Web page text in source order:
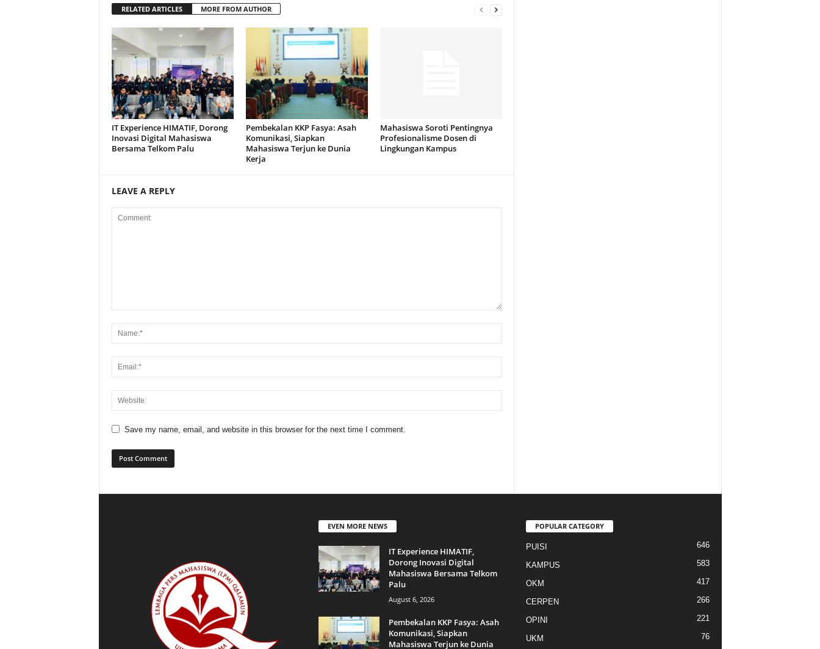
RELATED ARTICLES MORE FROM AUTHOR
IT Experience HIMATIF, Dorong
Inovasi Digital Mahasiswa
Bersama Telkom Palu
Pembekalan KKP Fasya: Asah
Komunikasi, Siapkan
Mahasiswa Terjun ke Dunia
Kerja
Mahasiswa Soroti Pentingnya
Profesionalisme Dosen di
Lingkungan Kampus
LEAVE A REPLY
Save my name, email, and website in this browser for the next time I comment.
EVEN MORE NEWS
IT Experience HIMATIF,
Dorong Inovasi Digital
Mahasiswa Bersama Telkom
Palu
August 6, 2026
Pembekalan KKP Fasya: Asah
Komunikasi, Siapkan
Mahasiswa Terjun ke Dunia
POPULAR CATEGORY
PUISI 646
KAMPUS 583
OKM 417
CERPEN 266
OPINI 221
UKM 76